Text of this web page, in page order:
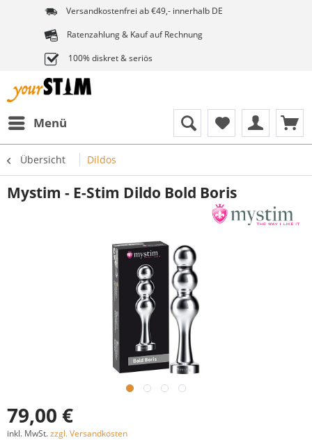
Versandkostenfrei ab €49,- innerhalb DE
Ratenzahlung & Kauf auf Rechnung
100% diskret & seriös
Menü
Übersicht Dildos
Mystim - E-Stim Dildo Bold Boris
79,00 €
inkl. MwSt.zzgl. Versandkosten